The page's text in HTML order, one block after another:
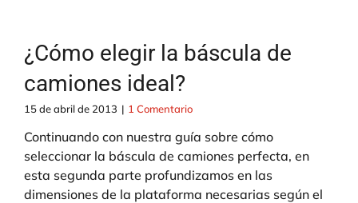
¿Cómo elegir la báscula de
camiones ideal?
15 de abril de 2013 | 1 Comentario
Continuando con nuestra guía sobre cómo
seleccionar la báscula de camiones perfecta, en
esta segunda parte profundizamos en las
dimensiones de la plataforma necesarias según el